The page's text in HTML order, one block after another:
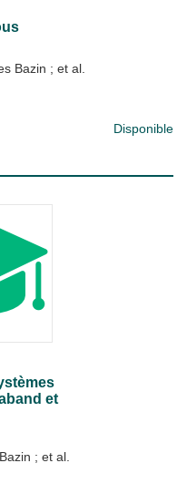
Bazin ; et al.
Disponible
et
; et al.